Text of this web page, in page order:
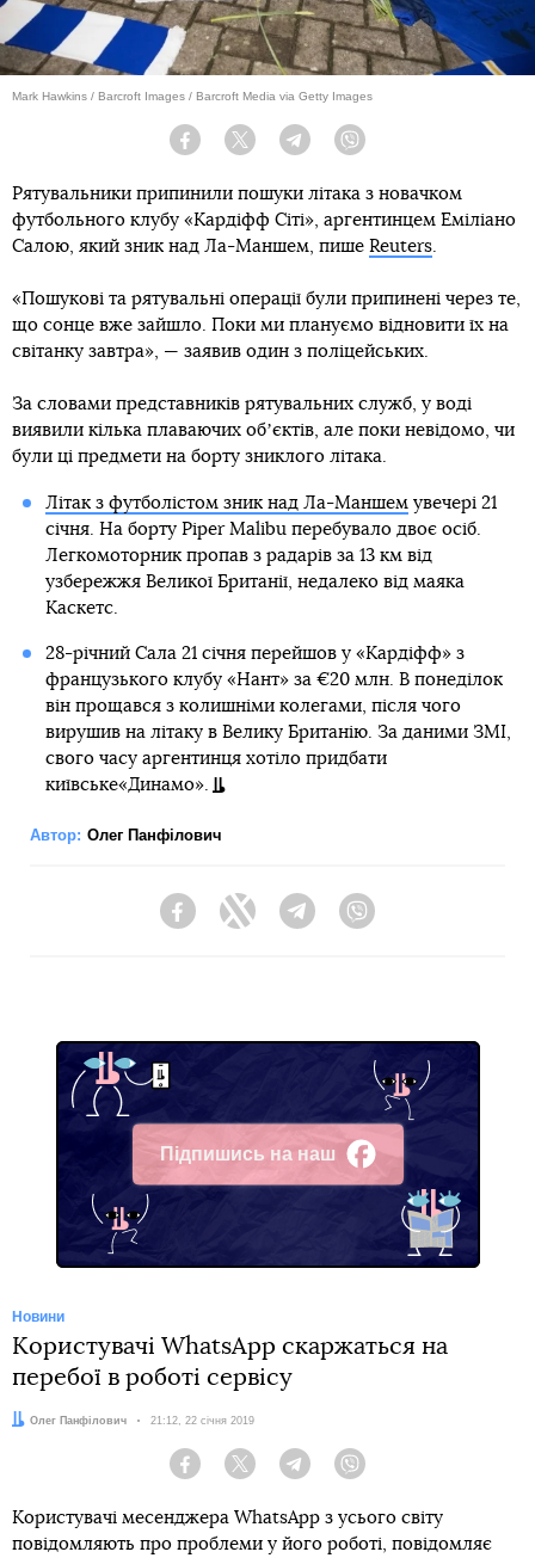
Mark Hawkins / Barcroft Images / Barcroft Media via Getty Images
Facebook Twitter Telegram
Рятувальники припинили пошуки літака з новачком
футбольного клубу «Кардіфф Сіті», аргентинцем Еміліано
Салою, який зник над Ла-Маншем, пише Reuters.
«Пошукові та рятувальні операції були припинені через те,
що сонце вже зайшло. Поки ми плануємо відновити їх на
світанку завтра», — заявив один з поліцейських.
За словами представників рятувальних служб, у воді
виявили кілька плаваючих обʼєктів, але поки невідомо, чи
були ці предмети на борту зниклого літака.
Літак з футболістом зник над Ла-Маншемувечері 21
січня. На борту Piper Malibu перебувало двоє осіб.
Легкомоторник пропав з радарів за 13 км від
узбережжя Великої Британії, недалеко від маяка
Каскетс.
28-річний Сала 21 січня перейшов у «Кардіфф» з
французького клубу «Нант» за €20 млн. В понеділок
він прощався з колишніми колегами, після чого
вирушив на літаку в Велику Британію. За даними ЗМІ,
свого часу аргентинця хотіло придбати
київське«Динамо».
Автор: Олег Панфілович
FacebookTwitter Telegram
Підпишись на наш
Facebook
Новини
Користувачі WhatsApp скаржаться на
перебої в роботі сервісу
Автор:
Олег Панфілович Дата:
21:12, 22 січня 2019
Facebook Twitter Telegram
Користувачі месенджера WhatsApp з усього світу
повідомляють про проблеми у його роботі, повідомляє